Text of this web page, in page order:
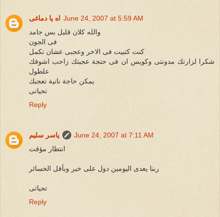
اه يا دماغى
June 24, 2007 at 5:59 AM
والله كلان قليل بس جامد
فى الجون
كنت كتبيت فى الاخر وعجبى عشان تكمل
شكرا لزارتك مدونتى وكويس ان فى حتجة عجبتك زاحب اشوفك
علطول
يمكن حاجة نانية تعجبك
تحياتى
Reply
ياسر سليم
June 24, 2007 at 7:11 AM
انتظار مؤقت
ربنا يعدى اليومين دول على خير وبأقل الخسائر
تحياتى
Reply